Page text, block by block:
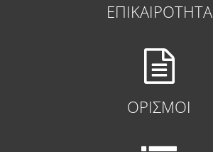
ΕΠΙΚΑΙΡΟΤΗΤΑ
ΟΡΙΣΜΟΙ